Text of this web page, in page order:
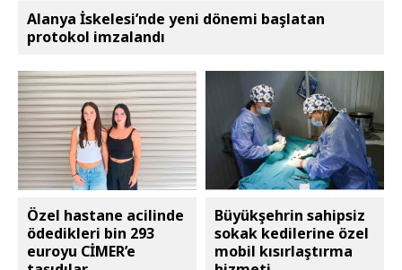
Alanya İskelesi’nde yeni dönemi başlatan
protokol imzalandı
Özel hastane acilinde
ödedikleri bin 293
euroyu CİMER’e
Büyükşehrin sahipsiz
sokak kedilerine özel
mobil kısırlaştırma